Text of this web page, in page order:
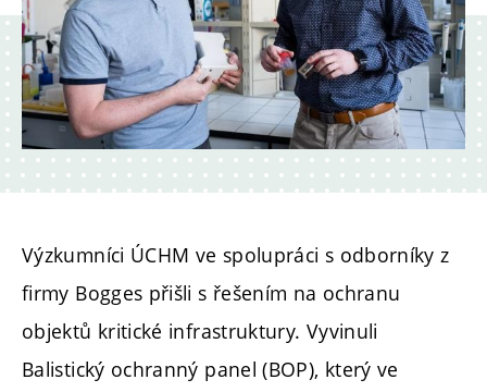
Výzkumníci ÚCHM ve spolupráci s odborníky z
firmy Bogges přišli s řešením na ochranu
objektů kritické infrastruktury. Vyvinuli
Balistický ochranný panel (BOP), který ve